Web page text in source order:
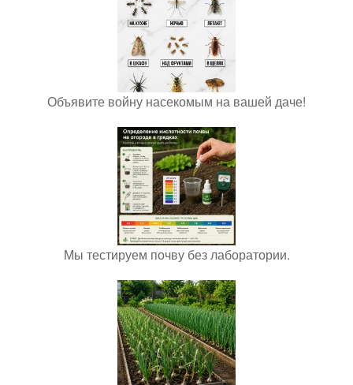
Объявите войну насекомым на вашей даче!
Мы тестируем почву без лаборатории.